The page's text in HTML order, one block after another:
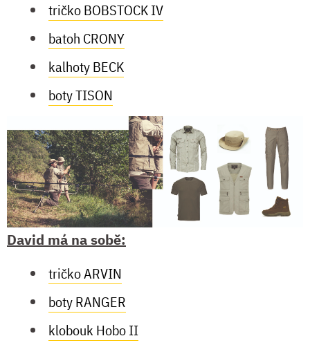
tričko BOBSTOCK IV
batoh CRONY
kalhoty BECK
boty TISON
David má na sobě:
tričko ARVIN
boty RANGER
klobouk Hobo II